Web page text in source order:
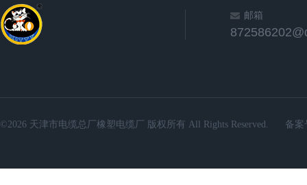
邮箱
©2026 天津市电缆总厂橡塑电缆厂 版权所有 All Rights Reserved. 备案